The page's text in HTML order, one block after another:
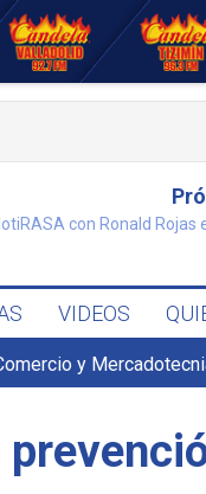
con Ronald Rojas
VIDEOS
y